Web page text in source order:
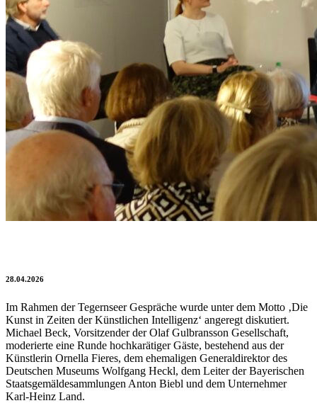
28.04.2026
Im Rahmen der Tegernseer Gespräche wurde unter dem Motto ‚Die
Kunst in Zeiten der Künstlichen Intelligenz‘ angeregt diskutiert.
Michael Beck, Vorsitzender der Olaf Gulbransson Gesellschaft,
moderierte eine Runde hochkarätiger Gäste, bestehend aus der
Künstlerin Ornella Fieres, dem ehemaligen Generaldirektor des
Deutschen Museums Wolfgang Heckl, dem Leiter der Bayerischen
Staatsgemäldesammlungen Anton Biebl und dem Unternehmer
Karl-Heinz Land.